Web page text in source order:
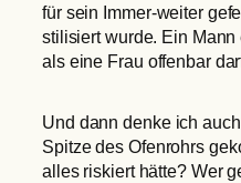
für sein Immer-weiter
stilisiert wurde. Ein
als eine Frau offenbar
Und dann denke ich
Spitze des Ofenrohrs
alles riskiert hätte? Wer